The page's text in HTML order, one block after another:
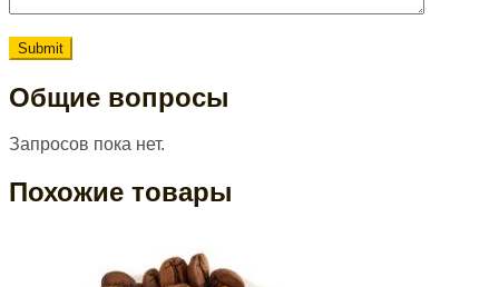
Общие вопросы
Запросов пока нет.
Похожие товары